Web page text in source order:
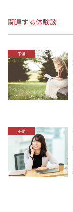
関連する体験談
不倫
不倫